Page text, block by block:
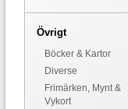
Övrigt
Böcker & Kartor
Diverse
Frimärken, Mynt &
Vykort